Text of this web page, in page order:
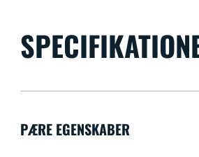
PÆRE EGENSKABER